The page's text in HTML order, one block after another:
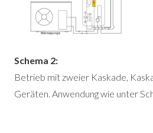
Schema 2:
Betrieb mit zweier Kaskade,
Geräten. Anwendung wie unter